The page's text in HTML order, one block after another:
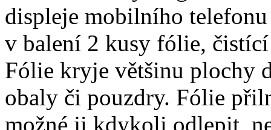
displeje mobilního
v balení 2 kusy fólie,
Fólie kryje většinu plochy
obaly či pouzdry. Fólie
možné ji kdykoli odlepit,